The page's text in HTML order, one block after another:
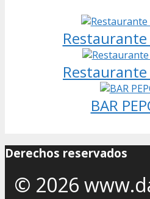
BAR
Derechos reservados
© 2026